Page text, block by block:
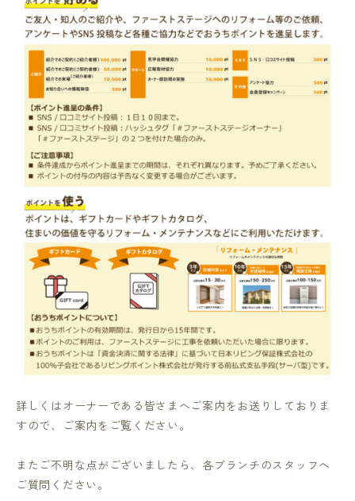
詳しくはオーナーである皆さまへご案内をお送りしておりま
すので、ご案内をご覧ください。
またご不明な点がございましたら、各ブランチのスタッフへ
ご質問ください。